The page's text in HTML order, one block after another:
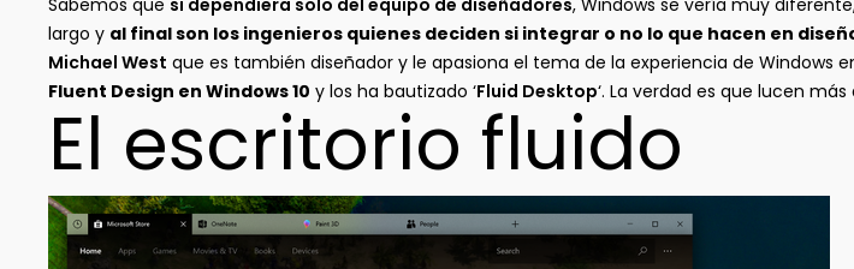
Sabemos que si dependiera solo del equipo de diseñadores, Windows se vería muy
largo y al final son los ingenieros quienes deciden si integrar o no lo que hacen en
Michael West que es también diseñador y le apasiona el tema de la experiencia de Windows
Fluent Design en Windows 10 y los ha bautizado ‘Fluid Desktop‘. La verdad es que lucen
El escritorio fluido